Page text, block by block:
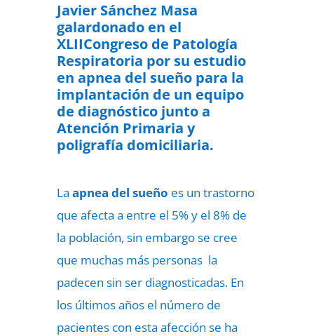
Javier Sánchez Masa
galardonado en el
XLIICongreso de Patología
Respiratoria por su estudio
en apnea del sueño para la
implantación de un equipo
de diagnóstico junto a
Atención Primaria y
poligrafía domiciliaria.
La apnea del sueño es un trastorno
que afecta a entre el 5% y el 8% de
la población, sin embargo se cree
que muchas más personas la
padecen sin ser diagnosticadas. En
los últimos años el número de
pacientes con esta afección se ha